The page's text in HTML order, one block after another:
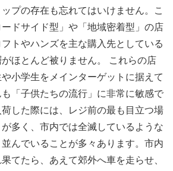
プの存在も忘れてはいけません。こ
ドサイド型」や「地域密着型」の店
トやハンズを主な購入先としている
ほとんど被りません。 これらの店
小学生をメインターゲットに据えて
「子供たちの流行」に非常に敏感で
した際には、レジ前の最も目立つ場
多く、市内では全滅しているような
んでいることが多々あります。市内
てたら、あえて郊外へ車を走らせ、